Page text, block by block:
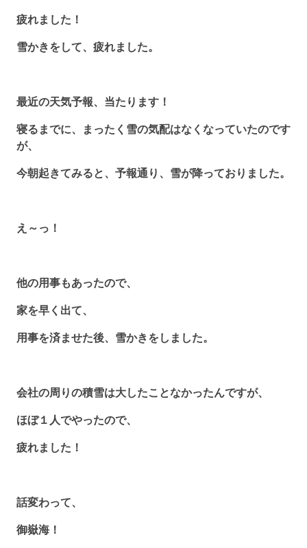
疲れました！
雪かきをして、疲れました。
最近の天気予報、当たります！
寝るまでに、まったく雪の気配はなくなっていたのです
が、
今朝起きてみると、予報通り、雪が降っておりました。
え～っ！
他の用事もあったので、
家を早く出て、
用事を済ませた後、雪かきをしました。
会社の周りの積雪は大したことなかったんですが、
ほぼ１人でやったので、
疲れました！
話変わって、
御嶽海！